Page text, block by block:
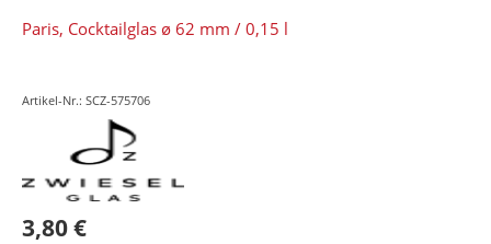
Paris, Cocktailglas ø 62 mm / 0,15 l
Artikel-Nr.: SCZ-575706
3,80 €